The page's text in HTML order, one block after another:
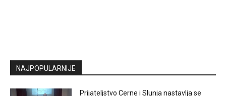
NAJPOPULARNIJE
Prijateljstvo Cerne i Slunja nastavlja se